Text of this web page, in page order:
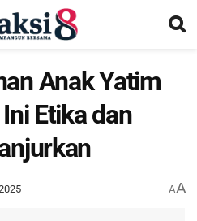
Anak Yatim
Etika dan
AA